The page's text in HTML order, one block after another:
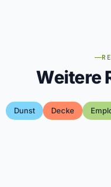
Weitere
Dunst Decke